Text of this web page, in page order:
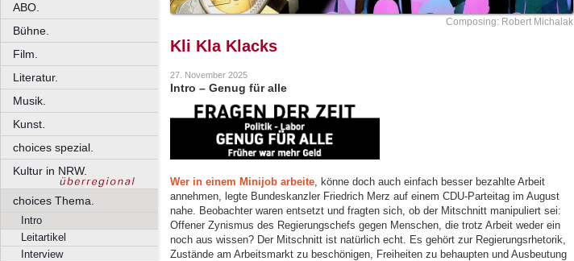
ABO.
Bühne.
Film.
Literatur.
Musik.
Kunst.
choices spezial.
Kultur in NRW.
choices Thema.
Intro
Leitartikel
Interview
Composing: Robert Michalak
Kli Kla Klacks
27. November 2025
Intro – Genug für alle
Wer in einem Minijob arbeite , könne doch auch einfach besser bezahlte Arbeit
annehmen, legte Bundeskanzler Friedrich Merz auf einem CDU-Parteitag im August
nahe. Beobachter waren entsetzt und fragten sich, ob der Mitschnitt manipuliert sei:
Offener Zynismus des Regierungschefs gegen Menschen, die trotz Arbeit weder ein
noch aus wissen? Der Mitschnitt ist natürlich echt. Es gehört zur Regierungsrhetorik,
Zustände am Arbeitsmarkt zu beschönigen, Freiheiten zu behaupten und Ausbeutung